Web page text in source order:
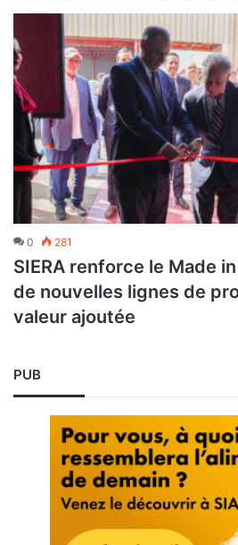
0 281
SIERA renforce le Made
de nouvelles lignes de
valeur ajoutée
PUB